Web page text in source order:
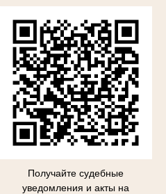
Получайте судебные
уведомления и акты на